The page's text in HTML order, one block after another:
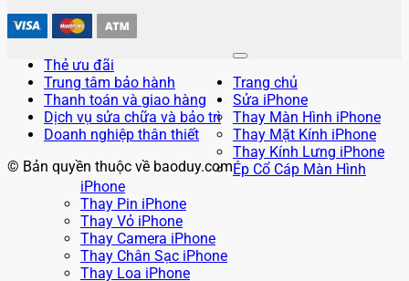
Thẻ ưu đãi
Trung tâm bảo hành
Thanh toán và giao hàng
Dịch vụ sửa chữa và bảo trì
Doanh nghiệp thân thiết
© Bản quyền thuộc về baoduy.com
Trang chủ
Sửa iPhone
Thay Màn Hình iPhone
Thay Mặt Kính iPhone
Thay Kính Lưng iPhone
Ép Cổ Cáp Màn Hình
iPhone
Thay Pin iPhone
Thay Vỏ iPhone
Thay Camera iPhone
Thay Chân Sạc iPhone
Thay Loa iPhone